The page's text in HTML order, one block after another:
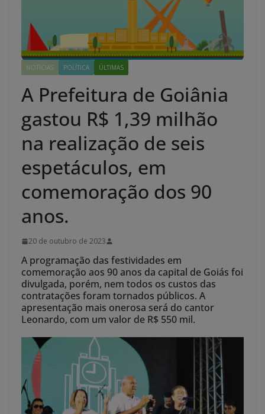
NOTÍCIAS POLÍTICA ÚLTIMAS
A Prefeitura de Goiânia
gastou R$ 1,39 milhão
na realização de seis
espetáculos, em
comemoração dos 90
anos.
20 de outubro de 2023
A programação das festividades em
comemoração aos 90 anos da capital de Goiás foi
divulgada, porém, nem todos os custos das
contratações foram tornados públicos. A
apresentação mais onerosa será do cantor
Leonardo, com um valor de R$ 550 mil.